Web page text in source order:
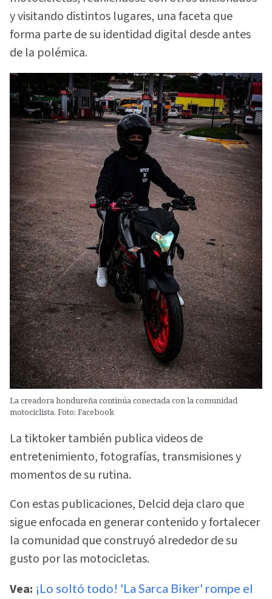
y visitando distintos lugares, una faceta que
forma parte de su identidad digital desde antes
de la polémica.
La creadora hondureña continúa conectada con la comunidad
motociclista. Foto: Facebook
La tiktoker también publica videos de
entretenimiento, fotografías, transmisiones y
momentos de su rutina.
Con estas publicaciones, Delcid deja claro que
sigue enfocada en generar contenido y fortalecer
la comunidad que construyó alrededor de su
gusto por las motocicletas.
Vea: ¡Lo soltó todo! 'La Sarca Biker' rompe el